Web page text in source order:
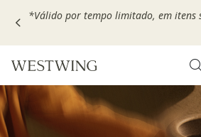
Escolha seu VOUCHER e ganhe até